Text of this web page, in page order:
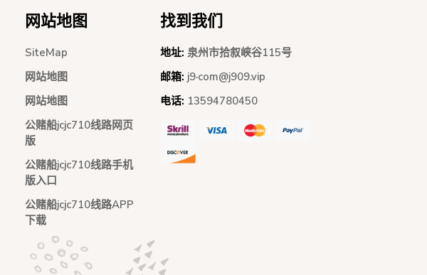
网站地图
SiteMap
网站地图
网站地图
公赌船jcjc710线路网页
版
公赌船jcjc710线路手机
版入口
公赌船jcjc710线路APP
下载
找到我们
地址: 泉州市拾叙峡谷115号
邮箱: j9·com@j909.vip
电话: 13594780450